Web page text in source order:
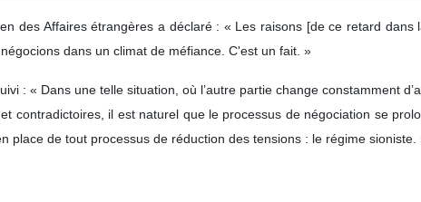
des Affaires étrangères a déclaré : « Les raisons [de ce retard
dans un climat de méfiance. C'est un fait. »
: « Dans une telle situation, où l’autre partie change constamment
contradictoires, il est naturel que le processus de négociation se
place de tout processus de réduction des tensions : le régime sioniste.